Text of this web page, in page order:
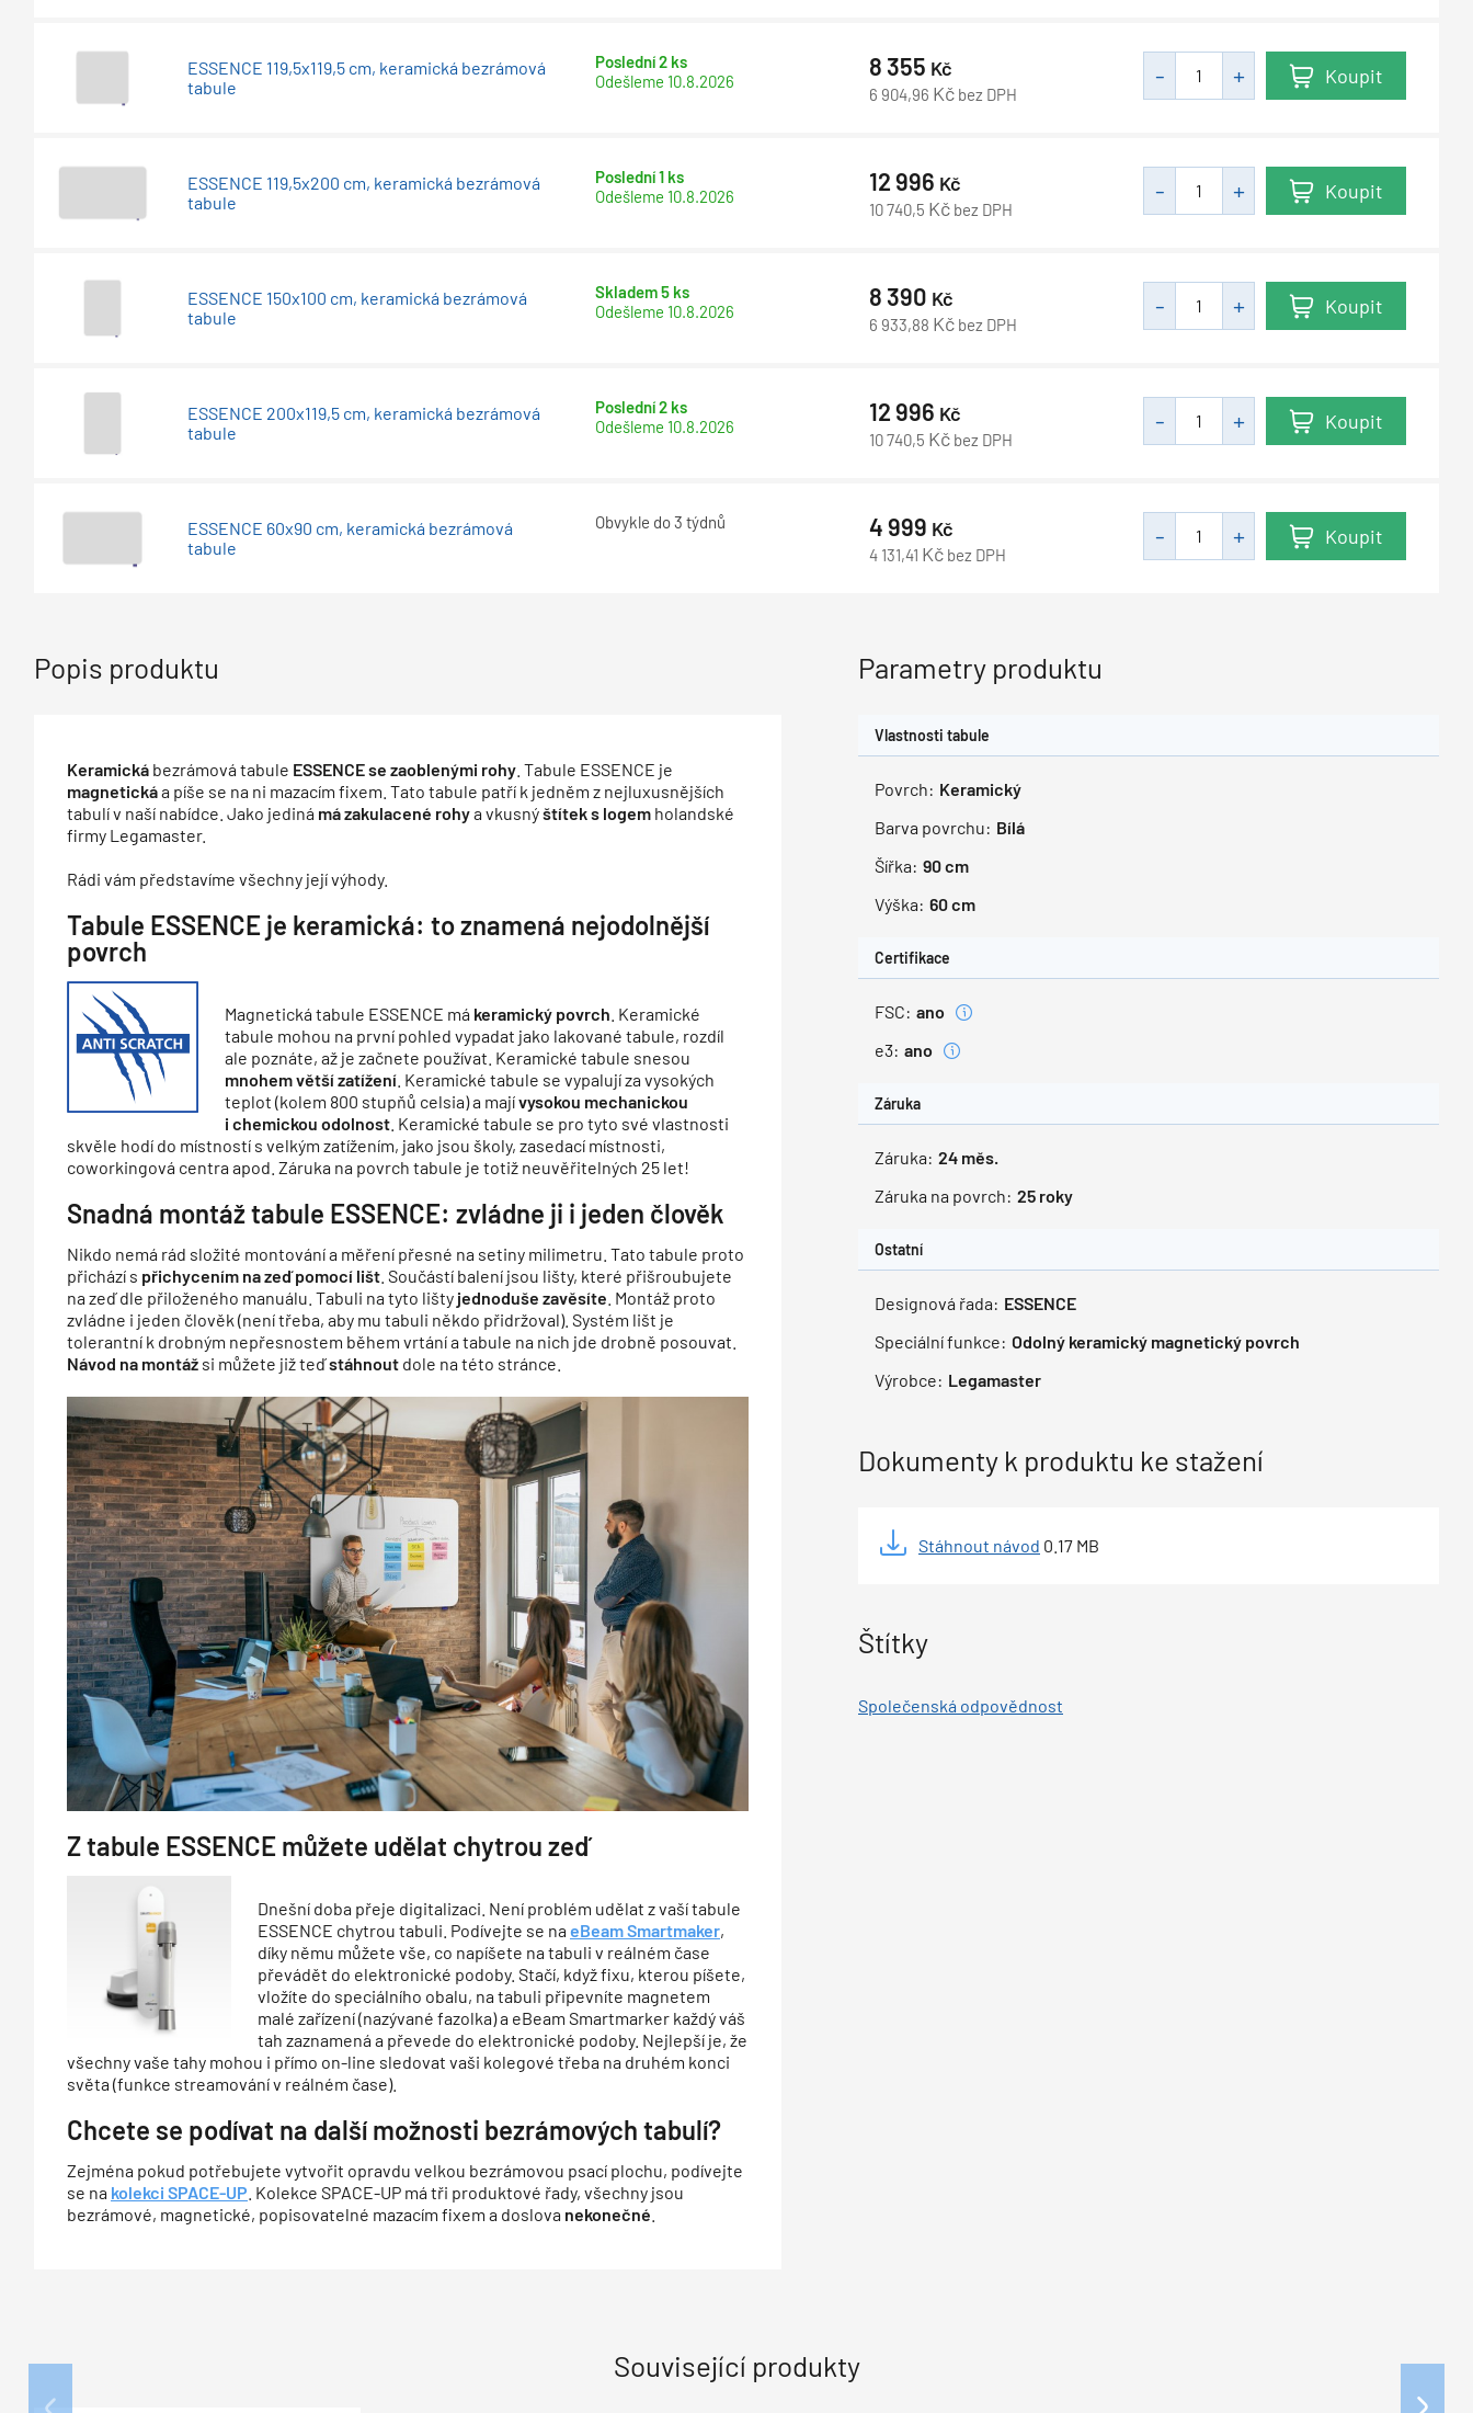
ESSENCE 119,5x119,5 cm, keramická bezrámová
tabule
Poslední 2 ks
Odešleme 10.8.2026
8 355 Kč
6 904,96 Kč bez DPH
Koupit
ESSENCE 119,5x200 cm, keramická bezrámová
tabule
Poslední 1 ks
Odešleme 10.8.2026
12 996 Kč
10 740,5 Kč bez DPH
Koupit
ESSENCE 150x100 cm, keramická bezrámová
tabule
Skladem 5 ks
Odešleme 10.8.2026
8 390 Kč
6 933,88 Kč bez DPH
Koupit
ESSENCE 200x119,5 cm, keramická bezrámová
tabule
Poslední 2 ks
Odešleme 10.8.2026
12 996 Kč
10 740,5 Kč bez DPH
Koupit
ESSENCE 60x90 cm, keramická bezrámová
tabule
Obvykle do 3 týdnů 4 999 Kč
4 131,41 Kč bez DPH
Koupit
Popis produktu
Keramická bezrámová tabule ESSENCE se zaoblenými rohy . Tabule ESSENCE je
magnetickáa píše se na ni mazacím fixem. Tato tabule patří k jedněm z nejluxusnějších
tabulí v naší nabídce. Jako jediná má zakulacené rohya vkusnýštítek s logem holandské
firmy Legamaster.
Rádi vám představíme všechny její výhody.
Tabule ESSENCE je keramická: to znamená nejodolnější
povrch
Magnetická tabule ESSENCE má keramický povrch . Keramické
tabule mohou na první pohled vypadat jako lakované tabule, rozdíl
ale poznáte, až je začnete používat. Keramické tabule snesou
mnohem větší zatížení . Keramické tabule se vypalují za vysokých
teplot (kolem 800 stupňů celsia) a majívysokou mechanickou
i chemickou odolnost . Keramické tabule se pro tyto své vlastnosti
skvěle hodí do místností s velkým zatížením, jako jsou školy, zasedací místnosti,
coworkingová centra apod. Záruka na povrch tabule je totiž neuvěřitelných 25 let!
Snadná montáž tabule ESSENCE: zvládne ji i jeden člověk
Nikdo nemá rád složité montování a měření přesné na setiny milimetru. Tato tabule proto
přichází s přichycením na zeď pomocí lišt . Součástí balení jsou lišty, které přišroubujete
na zeď dle přiloženého manuálu. Tabuli na tyto lišty jednoduše zavěsíte . Montáž proto
zvládne i jeden člověk (není třeba, aby mu tabuli někdo přidržoval). Systém lišt je
tolerantní k drobným nepřesnostem během vrtání a tabule na nich jde drobně posouvat.
Návod na montáž si můžete již teďstáhnout dole na této stránce.
Z tabule ESSENCE můžete udělat chytrou zeď
Dnešní doba přeje digitalizaci. Není problém udělat z vaší tabule
ESSENCE chytrou tabuli. Podívejte se na eBeam Smartmaker,
díky němu můžete vše, co napíšete na tabuli v reálném čase
převádět do elektronické podoby. Stačí, když fixu, kterou píšete,
vložíte do speciálního obalu, na tabuli připevníte magnetem
malé zařízení (nazývané fazolka) a eBeam Smartmarker každý váš
tah zaznamená a převede do elektronické podoby. Nejlepší je, že
všechny vaše tahy mohou i přímo on-line sledovat vaši kolegové třeba na druhém konci
světa (funkce streamování v reálném čase).
Chcete se podívat na další možnosti bezrámových tabulí?
Zejména pokud potřebujete vytvořit opravdu velkou bezrámovou psací plochu, podívejte
se na kolekci SPACE-UP . Kolekce SPACE-UP má tři produktové řady, všechny jsou
bezrámové, magnetické, popisovatelné mazacím fixem a doslova nekonečné
Parametry produktu
Vlastnosti tabule
Povrch: Keramický
Barva povrchu: Bílá
Šířka: 90cm
Výška: 60cm
Certifikace
FSC: ano
e3: ano
Záruka
Záruka: 24 měs.
Záruka na povrch: 25 roky
Ostatní
Designová řada: ESSENCE
Speciální funkce: Odolný keramický magnetický povrch
Výrobce: Legamaster
Dokumenty k produktu ke stažení
Stáhnout návod 0.17 MB
Štítky
Společenská odpovědnost
Související produkty